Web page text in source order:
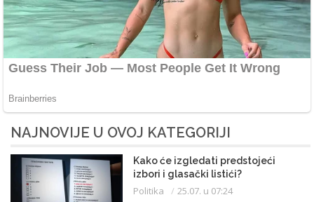
NAJNOVIJE U OVOJ KATEGORIJI
Kako će izgledati predstojeći
izbori i glasački listići?
Politika 25.07. u 07:24